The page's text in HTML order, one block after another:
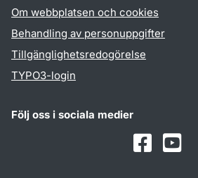
Om webbplatsen och cookies
Behandling av personuppgifter
Tillgänglighetsredogörelse
TYPO3-login
Följ oss i sociala medier
Facebook
Youtube